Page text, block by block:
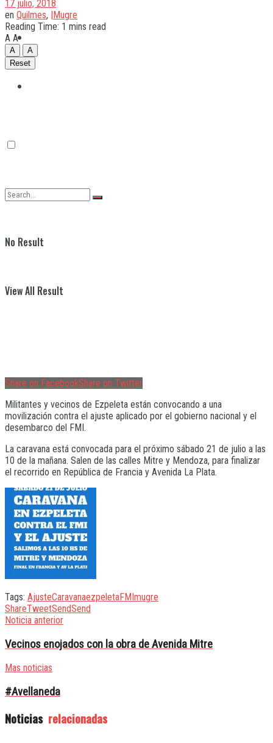
No Result
View All Result
17 julio, 2018
en Quilmes, |Mugre
Reading Time: 1 mins read
A A
A
A
Reset
Share on FacebookShare on Twitter
Militantes y vecinos de Ezpeleta están convocando a una
movilización contra el ajuste aplicado por el gobierno nacional y el
desembarco del FMI.
La caravana está convocada para el próximo sábado 21 de julio a las
10 de la mañana. Salen de las calles Mitre y Mendoza, para finalizar
el recorrido en República de Francia y Avenida La Plata.
Tags: AjusteCaravanaezpeletaFMImugre
ShareTweetSendSend
Noticia anterior
Vecinos enojados con la obra de Avenida Mitre
Mas noticias
#Avellaneda
Noticias relacionadas